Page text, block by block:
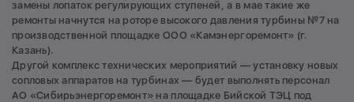
замены лопаток регулирующих ступеней, а в мае такие же
ремонты начнутся на роторе высокого давления турбины №7 на
производственной площадке ООО «Камэнергоремонт» (г.
Казань).
Другой комплекс технических мероприятий — установку новых
сопловых аппаратов на турбинах — будет выполнять персонал
АО «Сибирьэнергоремонт» на площадке Бийской ТЭЦ под